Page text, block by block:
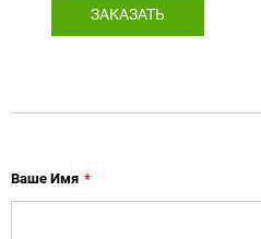
ЗАКАЗАТЬ
Ваше Имя *